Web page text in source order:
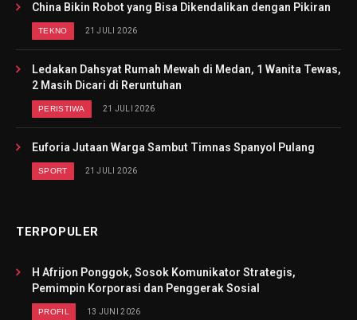
China Bikin Robot yang Bisa Dikendalikan dengan Pikiran
TEKNO 21 JULI 2026
Ledakan Dahsyat Rumah Mewah di Medan, 1 Wanita Tewas,
2 Masih Dicari di Reruntuhan
PERISTIWA 21 JULI 2026
Euforia Jutaan Warga Sambut Timnas Spanyol Pulang
SPORT 21 JULI 2026
TERPOPULER
H Afrijon Ponggok, Sosok Komunikator Strategis,
Pemimpin Korporasi dan Penggerak Sosial
PROFIL 13 JUNI 2026